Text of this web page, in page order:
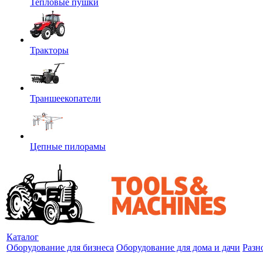
Тепловые пушки
Тракторы
Траншеекопатели
Цепные пилорамы
Каталог
Оборудование для бизнеса Оборудование для дома и дачи